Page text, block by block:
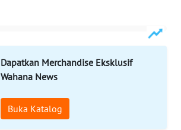
Dapatkan Merchandise Eksklusif
Wahana News
Buka Katalog